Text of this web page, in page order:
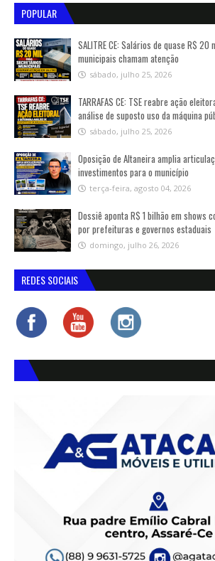
POPULAR
SALITRE CE: Salários de quase R$
municipais chamam atenção
sábado, julho 25, 2026
TARRAFAS CE: TSE reabre ação
análise de suposto uso da máquina
sábado, julho 25, 2026
Oposição de Altaneira amplia
investimentos para o município
terça-feira, agosto 04, 2026
Dossiê aponta R$ 1 bilhão em shows
por prefeituras e governos estaduais
domingo, julho 26, 2026
REDES SOCIAIS